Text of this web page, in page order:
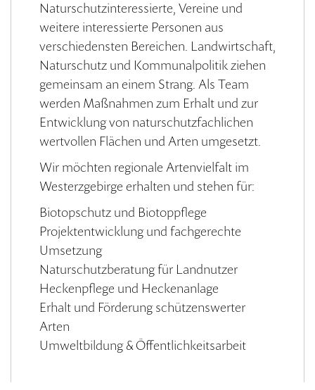
Naturschutzinteressierte, Vereine und
weitere interessierte Personen aus
verschiedensten Bereichen. Landwirtschaft,
Naturschutz und Kommunalpolitik ziehen
gemeinsam an einem Strang. Als Team
werden Maßnahmen zum Erhalt und zur
Entwicklung von naturschutzfachlichen
wertvollen Flächen und Arten umgesetzt.
Wir möchten regionale Artenvielfalt im
Westerzgebirge erhalten und stehen für:
Biotopschutz und Biotoppflege
Projektentwicklung und fachgerechte
Umsetzung
Naturschutzberatung für Landnutzer
Heckenpflege und Heckenanlage
Erhalt und Förderung schützenswerter
Arten
Umweltbildung & Öffentlichkeitsarbeit